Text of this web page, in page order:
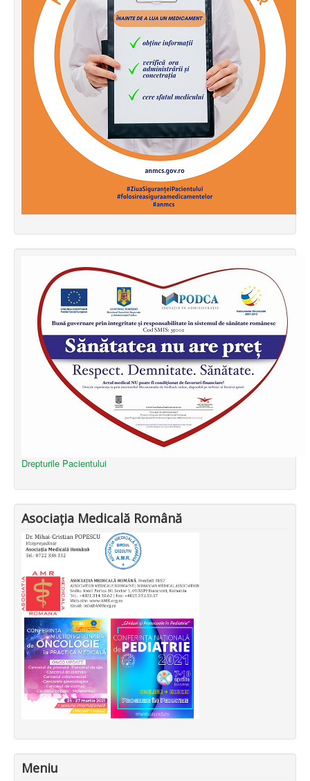
Drepturile Pacientului
Asociația Medicală Română
Meniu